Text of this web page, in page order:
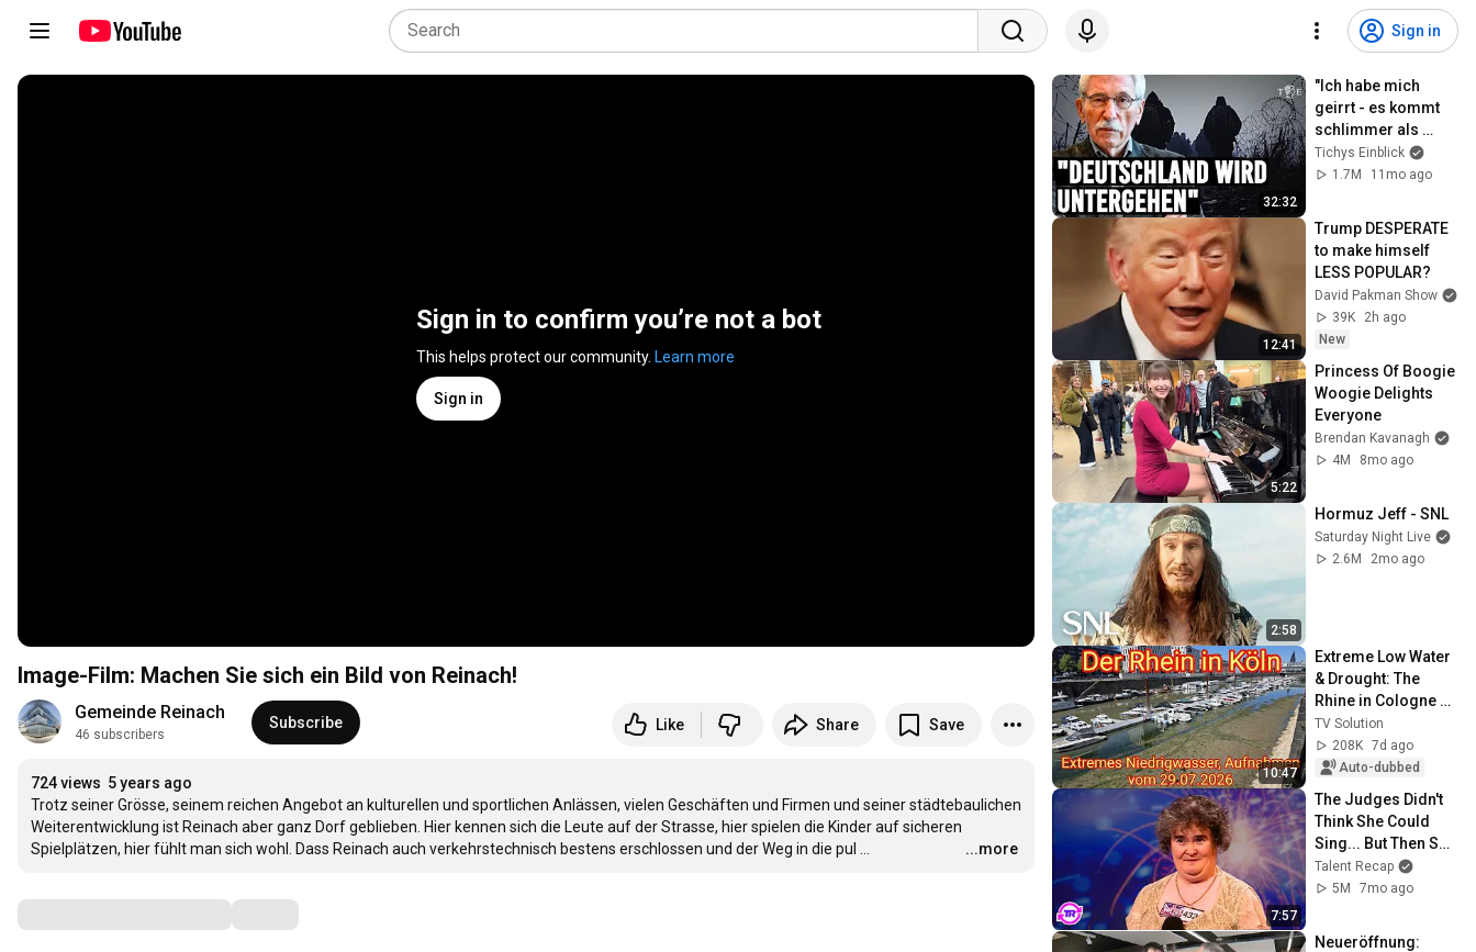
Sign in
Sign in to confirm you’re not a bot
This helps protect our community. Learn more
Sign in
Image-Film: Machen Sie sich ein Bild von Reinach!
Gemeinde Reinach
46 subscribers
Subscribe Like Share Save
724 views 5 years ago
Trotz seiner Grösse, seinem reichen Angebot an kulturellen und sportlichen Anlässen, vielen Geschäften und Firmen und seiner städtebaulichen
Weiterentwicklung ist Reinach aber ganz Dorf geblieben. Hier kennen sich die Leute auf der Strasse, hier spielen die Kinder auf sicheren
Spielplätzen, hier fühlt man sich wohl. Dass Reinach auch verkehrstechnisch bestens erschlossen und der Weg in die pul
...more
32:32
"Ich habe mich
geirrt - es kommt
schlimmer als
erwartet" | Thilo
Sarrazin im
Tichys Einblick
1.7M
11mo ago
12:41
Trump DESPERATE
to make himself
LESS POPULAR?
David Pakman Show
39K
2h ago
New
5:22
Princess Of Boogie
Woogie Delights
Everyone
Brendan Kavanagh
4M
8mo ago
2:58
Hormuz Jeff - SNL
Saturday Night Live
2.6M
2mo ago
10:47
Extreme Low Water
& Drought: The
Rhine in Cologne
on 07/29/2026
TV Solution
208K 7d ago
Auto-dubbed
7:57
The Judges Didn't
Think She Could
Sing... But Then She
Opened Her Mouth!
Talent Recap
5M
7mo ago
Neueröffnung: